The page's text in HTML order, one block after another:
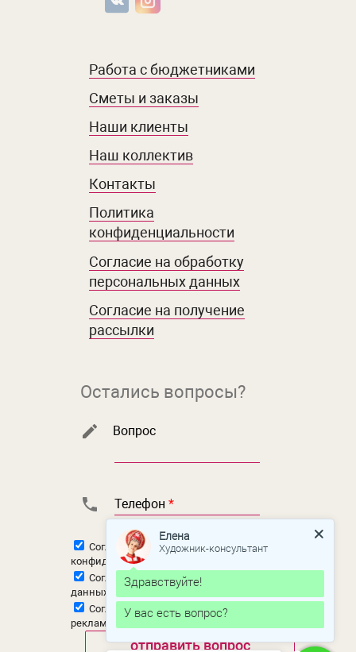
Работа с бюджетниками
Сметы и заказы
Наши клиенты
Наш коллектив
Контакты
Политика
конфиденциальности
Согласие на обработку
персональных данных
Согласие на получение
рассылки
Остались вопросы?
Вопрос
Телефон *
Согласен сполитикой
конфиденциальности
Согласен наобработку персональных
данных
Согласен наполучение новостной и
рекламной рассылки
Елена
Художник-консультант
Здравствуйте!
У вас есть вопрос?